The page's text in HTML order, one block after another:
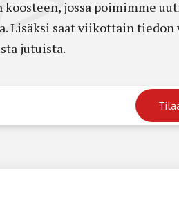
jossa poimimme
Lisäksi saat viikottain
jutuista.